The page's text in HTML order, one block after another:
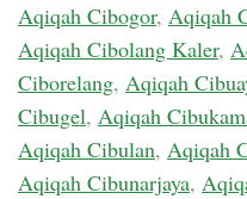
Aqiqah Cibogor, Aqiqah
Aqiqah Cibolang Kaler,
Ciborelang, Aqiqah
Cibugel, Aqiqah
Aqiqah Cibulan, Aqiqah
Aqiqah Cibunarjaya,